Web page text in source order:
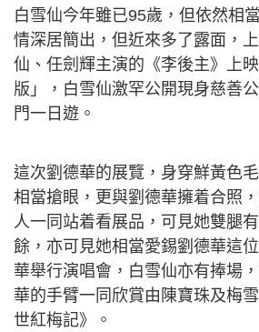
白雪仙今年雖已95歲，但依然相
情深居簡出，但近來多了露面，
仙、任劍輝主演的《李後主》上
版」，白雪仙激罕公開現身慈善
門一日遊。
這次劉德華的展覽，身穿鮮黃色
相當搶眼，更與劉德華擁着合照
人一同站着看展品，可見她雙腿
餘，亦可見她相當愛錫劉德華這
華舉行演唱會，白雪仙亦有捧場
華的手臂一同欣賞由陳寶珠及梅
世紅梅記》。